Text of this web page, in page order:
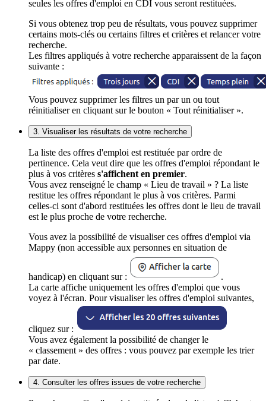
seules les offres d'emploi en CDI vous seront restituées.
Si vous obtenez trop peu de résultats, vous pouvez supprimer
certains mots-clés ou certains filtres et critères et relancer votre
recherche.
Les filtres appliqués à votre recherche apparaissent de la façon
suivante :
Vous pouvez supprimer les filtres un par un ou tout
réinitialiser en cliquant sur le bouton « Tout réinitialiser ».
3. Visualiser les résultats de votre recherche
La liste des offres d'emploi est restituée par ordre de
pertinence. Cela veut dire que les offres d'emploi répondant le
plus à vos critères s'affichent en premier.
Vous avez renseigné le champ « Lieu de travail » ? La liste
restitue les offres répondant le plus à vos critères. Parmi
celles-ci sont d'abord restituées les offres dont le lieu de travail
est le plus proche de votre recherche.
Vous avez la possibilité de visualiser ces offres d'emploi via
Mappy (non accessible aux personnes en situation de
handicap) en cliquant sur :
.
La carte affiche uniquement les offres d'emploi que vous
voyez à l'écran. Pour visualiser les offres d'emploi suivantes,
cliquez sur :
Vous avez également la possibilité de changer le
« classement » des offres : vous pouvez par exemple les trier
par date.
4. Consulter les offres issues de votre recherche